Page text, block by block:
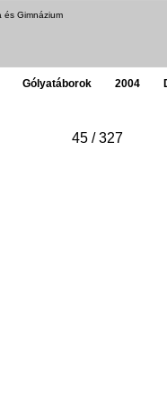
és Gimnázium
Gólyatáborok 2004
45 / 327